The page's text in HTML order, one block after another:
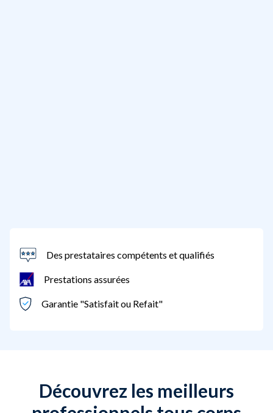
Des prestataires compétents et qualifiés
Prestations assurées
Garantie "Satisfait ou Refait"
Découvrez les meilleurs